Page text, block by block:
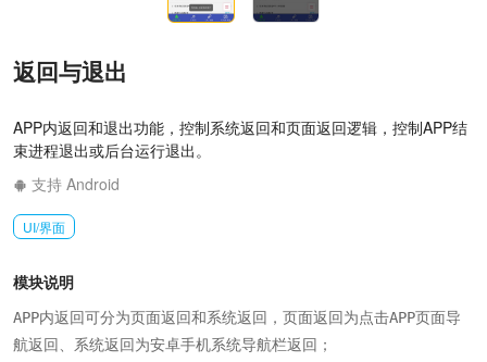
返回与退出
APP内返回和退出功能，控制系统返回和页面返回逻辑，控制APP结
束进程退出或后台运行退出。
支持 Android
UI/界面
模块说明
APP内返回可分为页面返回和系统返回，页面返回为点击APP页面导
航返回、系统返回为安卓手机系统导航栏返回；